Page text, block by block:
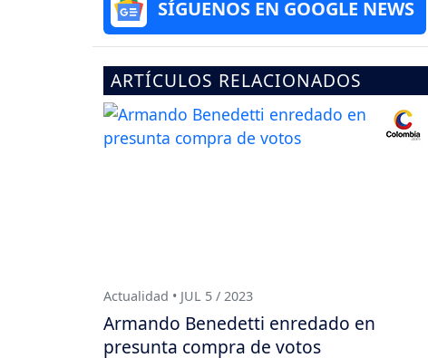
SÍGUENOS EN GOOGLE NEWS
ARTÍCULOS RELACIONADOS
Actualidad • JUL 5 / 2023
Armando Benedetti enredado en
presunta compra de votos